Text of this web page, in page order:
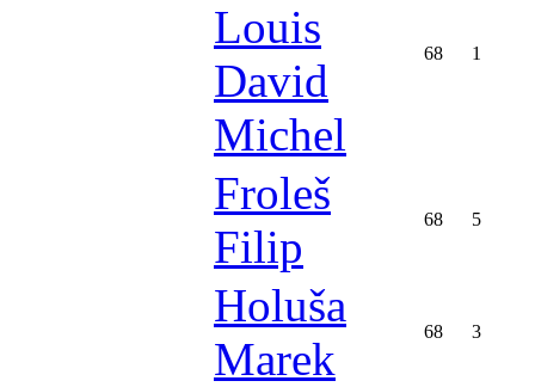
Louis
David
Michel
68 1
Froleš
Filip
68 5
Holuša
Marek
68 3